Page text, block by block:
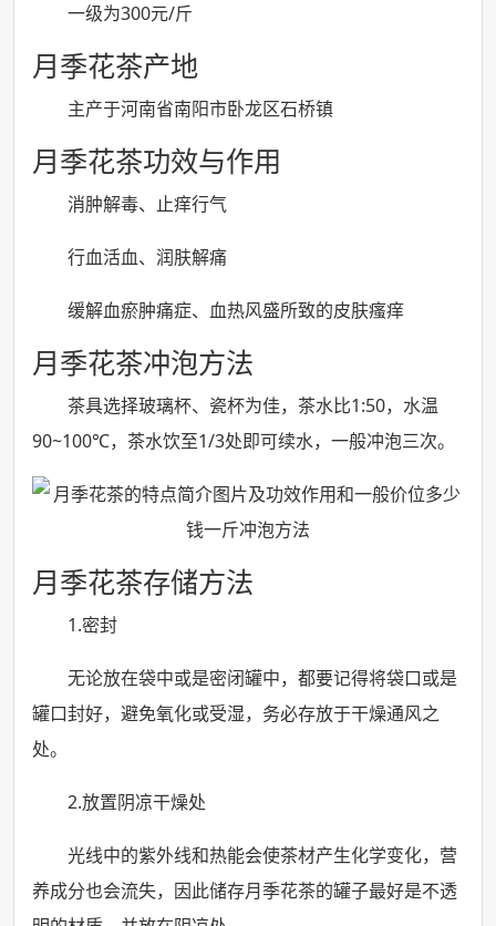
一级为300元/斤
月季花茶产地
主产于河南省南阳市卧龙区石桥镇
月季花茶功效与作用
消肿解毒、止痒行气
行血活血、润肤解痛
缓解血瘀肿痛症、血热风盛所致的皮肤瘙痒
月季花茶冲泡方法
茶具选择玻璃杯、瓷杯为佳，茶水比1:50，水温
90~100℃，茶水饮至1/3处即可续水，一般冲泡三次。
月季花茶存储方法
1.密封
无论放在袋中或是密闭罐中，都要记得将袋口或是
罐口封好，避免氧化或受湿，务必存放于干燥通风之
处。
2.放置阴凉干燥处
光线中的紫外线和热能会使茶材产生化学变化，营
养成分也会流失，因此储存月季花茶的罐子最好是不透